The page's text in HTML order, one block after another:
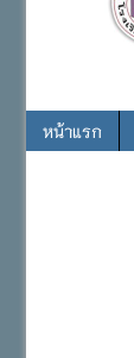
หน้าแรก